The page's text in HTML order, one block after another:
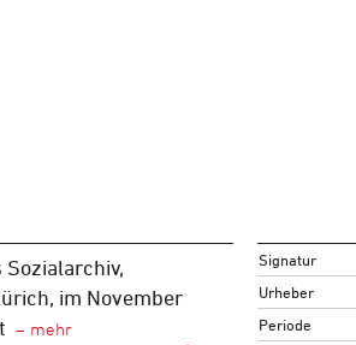
im November
Signatur
Urheber
Periode